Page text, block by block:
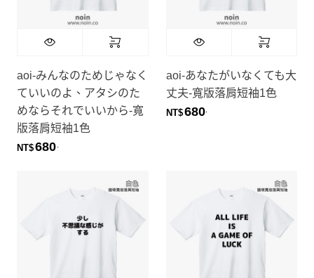
aoi-みんなのためじゃなく
ていいのよ、アタシのた
めならそれでいいから-寬
版落肩短袖1色
NT$680
aoi-あなたがいなくても大
丈夫-寬版落肩短袖1色
NT$680